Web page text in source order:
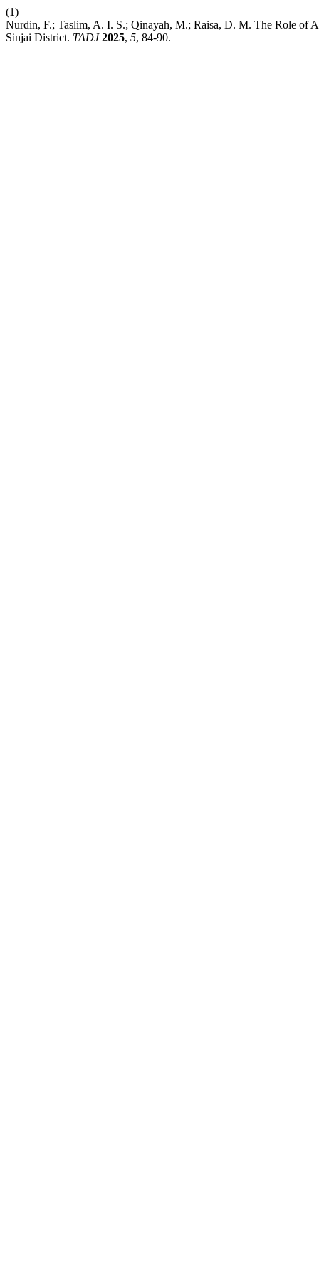
(1)
Nurdin, F.; Taslim, A. I. S.; Qinayah, M.; Raisa, D. M. The Role of
Sinjai District. TADJ 2025, 5, 84-90.